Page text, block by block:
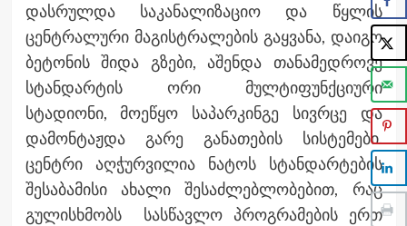
დასრულდა საკანალიზაციო და წყლის
ცენტრალური მაგისტრალების გაყვანა, დაიგო
ბეტონის შიდა გზები, აშენდა თანამედროვე
სტანდარტის ორი მულტიფუნქციური
სტადიონი, მოეწყო საპარკინგე სივრცე და
დამონტაჟდა გარე განათების სისტემები.
ცენტრი აღჭურვილია ნატოს სტანდარტების
შესაბამისი ახალი შესაძლებლობებით, რაც
გულისხმობს სასწავლო პროგრამების ერთ